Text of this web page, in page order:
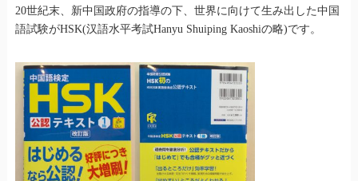
20世紀末、新中国政府の指導の下、世界に向けて生み出した中国
語試験がHSK(汉語水平考試Hanyu Shuiping Kaoshiの略)です。